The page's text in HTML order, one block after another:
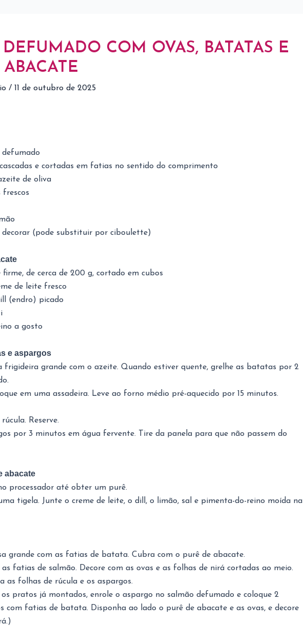
COM OVAS, BATATAS E
/ 11 de outubro de 2025
defumado
e cortadas em fatias no sentido do comprimento
de oliva
frescos
decorar (pode substituir por ciboulette)
firme, de cerca de 200 g, cortado em cubos
de leite fresco
(endro) picado
a gosto
e aspargos
frigideira grande com o azeite. Quando estiver quente, grelhe as batatas por 2
em uma assadeira. Leve ao forno médio pré-aquecido por 15 minutos.
Reserve.
por 3 minutos em água fervente. Tire da panela para que não passem do
abacate
processador até obter um purê.
tigela. Junte o creme de leite, o dill, o limão, sal e pimenta-do-reino moída na
grande com as fatias de batata. Cubra com o purê de abacate.
fatias de salmão. Decore com as ovas e as folhas de nirá cortadas ao meio.
as folhas de rúcula e os aspargos.
pratos já montados, enrole o aspargo no salmão defumado e coloque 2
com fatias de batata. Disponha ao lado o purê de abacate e as ovas, e decore